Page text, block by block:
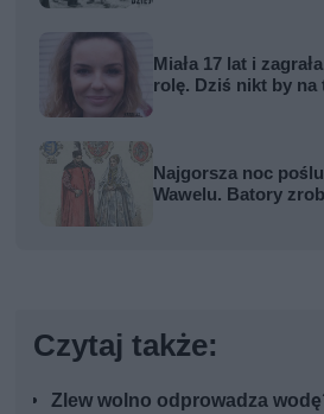
Miała 17 lat i
rolę. Dziś nikt by na
Najgorsza noc
Wawelu. Batory
Czytaj także:
Zlew wolno odprowadza